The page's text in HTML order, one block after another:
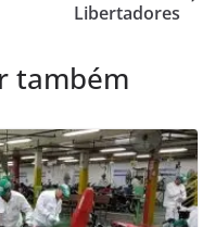
Libertadores
também